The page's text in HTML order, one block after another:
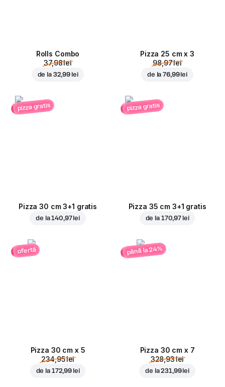
Rolls Combo
37,98 lei
de la 32,99 lei
Pizza 25 cm x 3
98,97 lei
de la76,99 lei
pizza gratis
Pizza 30 cm 3+1 gratis
de la140,97 lei
pizza gratis
Pizza 35 cm 3+1 gratis
de la 170,97 lei
ofertă
Pizza 30 cm x 5
234,95 lei
de la 172,99 lei
până la 24%
Pizza 30 cm x 7
328,93 lei
de la231,99 lei